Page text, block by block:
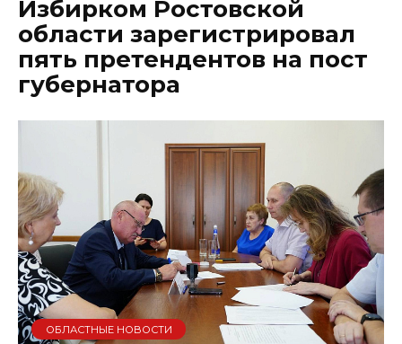
Избирком Ростовской
области зарегистрировал
пять претендентов на пост
губернатора
ОБЛАСТНЫЕ НОВОСТИ